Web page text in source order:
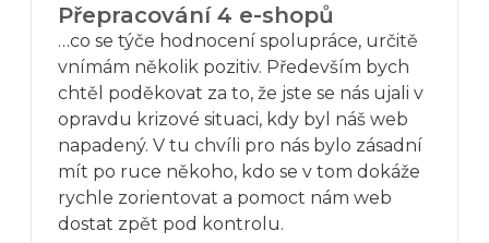
Přepracování 4 e-shopů
…co se týče hodnocení spolupráce, určitě
vnímám několik pozitiv. Především bych
chtěl poděkovat za to, že jste se nás ujali v
opravdu krizové situaci, kdy byl náš web
napadený. V tu chvíli pro nás bylo zásadní
mít po ruce někoho, kdo se v tom dokáže
rychle zorientovat a pomoct nám web
dostat zpět pod kontrolu.